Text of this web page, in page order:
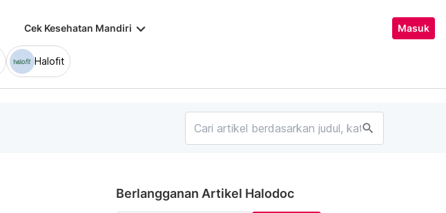
Cek Kesehatan Mandiri keyboard_arrow_down Masuk
Halofit
search
Berlangganan Artikel Halodoc